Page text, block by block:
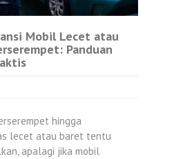
Mobil Lecet atau
Panduan
hingga
lecet atau baret tentu
apalagi jika mobil